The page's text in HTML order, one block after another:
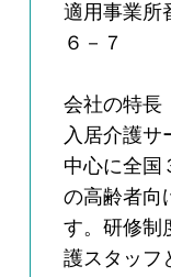
適用事業所
６－７
会社の特長
入居介護サ
中心に全国
の高齢者向
す。研修制
護スタッフ